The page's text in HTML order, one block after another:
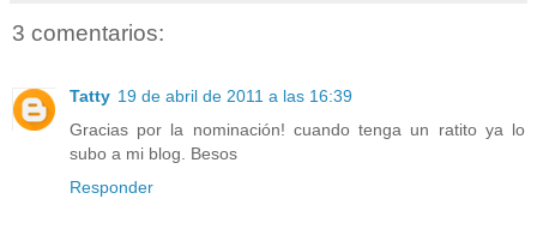
3 comentarios:
Tatty 19 de abril de 2011 a las 16:39
Gracias por la nominación! cuando tenga un ratito ya lo
subo a mi blog. Besos
Responder